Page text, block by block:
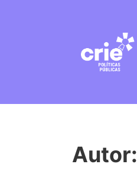
Autor: